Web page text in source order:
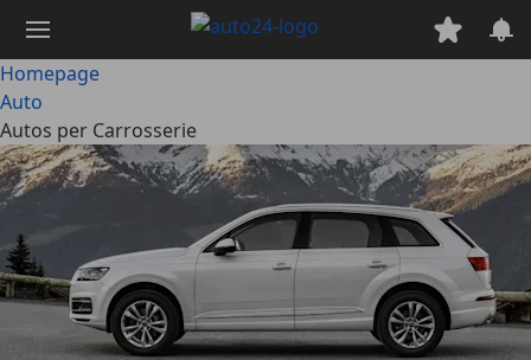
naar
hoofdinhoud
Homepage
Auto
Autos per Carrosserie